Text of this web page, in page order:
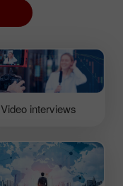
Video interviews